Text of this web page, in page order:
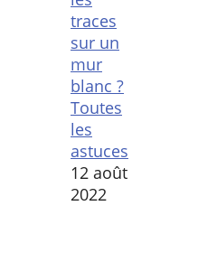
traces
sur un
mur
blanc ?
Toutes
les
astuces
12 août
2022